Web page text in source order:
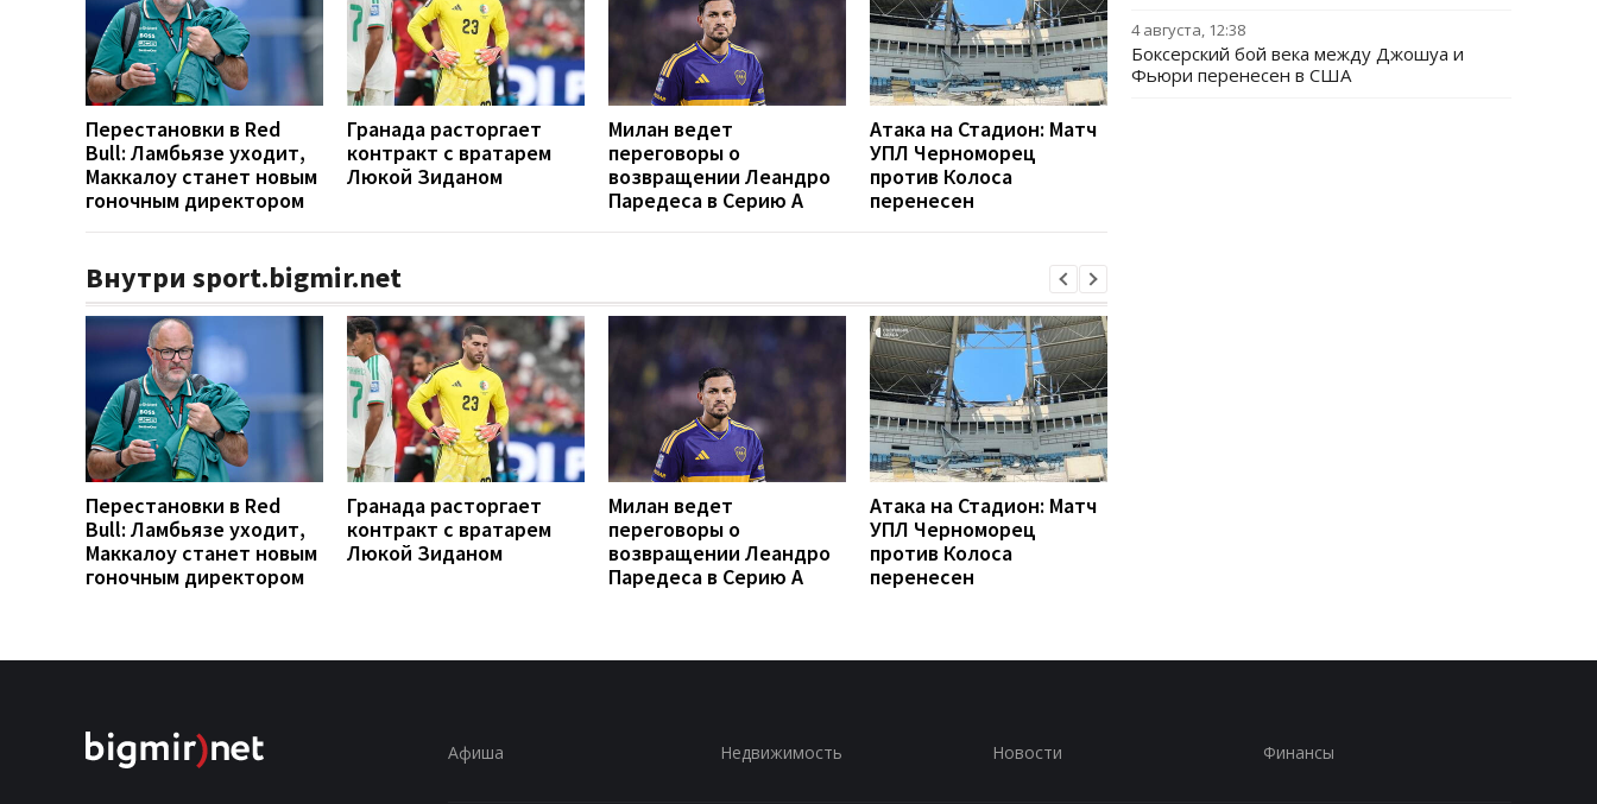
Перестановки в Red
Bull: Ламбьязе уходит,
Маккалоу станет новым
гоночным директором
Гранада расторгает
контракт с вратарем
Люкой Зиданом
Милан ведет
переговоры о
возвращении Леандро
Паредеса в Серию А
Атака на Стадион: Матч
УПЛ Черноморец
против Колоса
перенесен
Внутри sport.bigmir.net
Перестановки в Red
Bull: Ламбьязе уходит,
Маккалоу станет новым
гоночным директором
Гранада расторгает
контракт с вратарем
Люкой Зиданом
Милан ведет
переговоры о
возвращении Леандро
Паредеса в Серию А
Атака на Стадион: Матч
УПЛ Черноморец
против Колоса
перенесен
4 августа, 12:38
Боксерский бой века между Джошуа и
Фьюри перенесен в США
Афиша Недвижимость Новости Финансы